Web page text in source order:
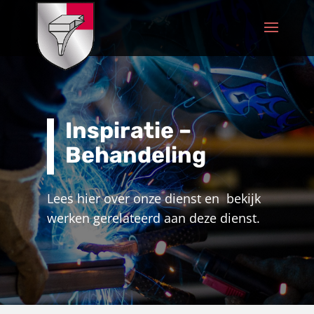
Inspiratie –
Behandeling
Lees hier over onze dienst en bekijk
werken gerelateerd aan deze dienst.